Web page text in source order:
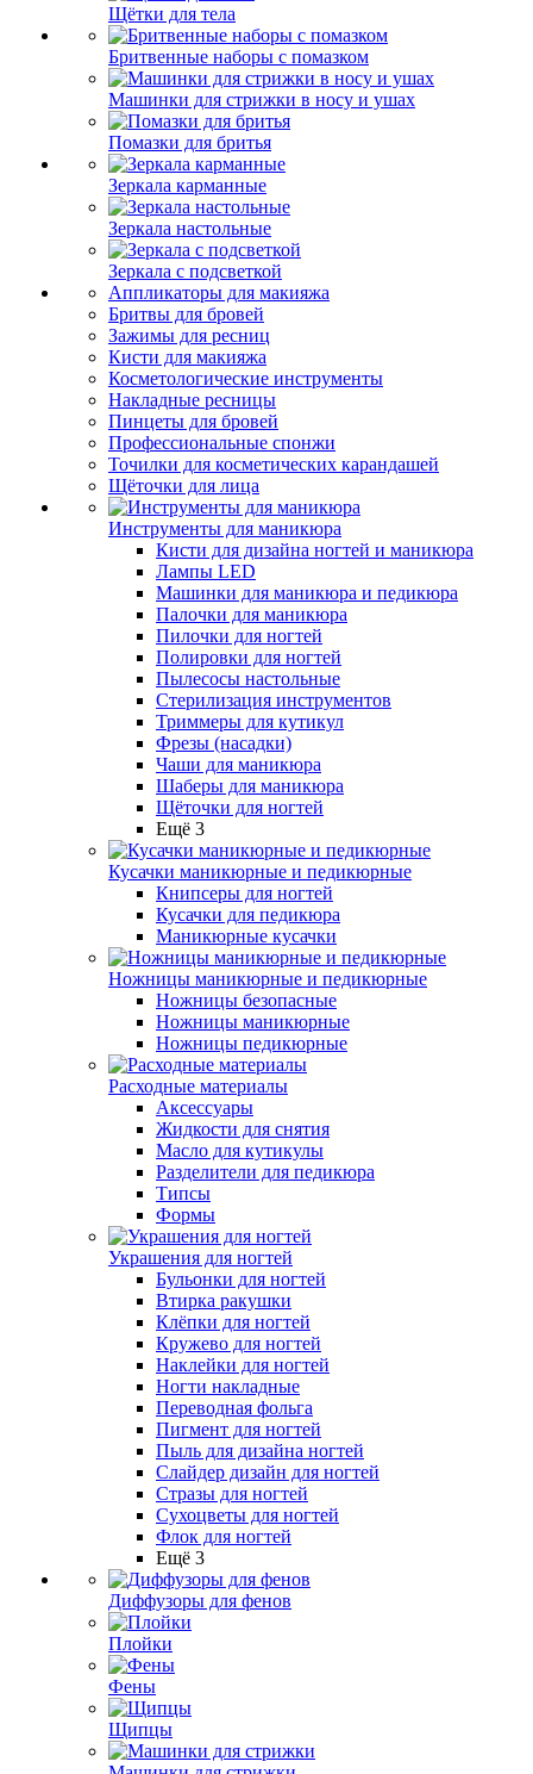
Щётки для тела
Бритвенные наборы с помазком
Машинки для стрижки в носу и ушах
Помазки для бритья
Зеркала карманные
Зеркала настольные
Зеркала с подсветкой
Аппликаторы для макияжа
Бритвы для бровей
Зажимы для ресниц
Кисти для макияжа
Косметологические инструменты
Накладные ресницы
Пинцеты для бровей
Профессиональные спонжи
Точилки для косметических карандашей
Щёточки для лица
Инструменты для маникюра
Кисти для дизайна ногтей и маникюра
Лампы LED
Машинки для маникюра и педикюра
Палочки для маникюра
Пилочки для ногтей
Полировки для ногтей
Пылесосы настольные
Стерилизация инструментов
Триммеры для кутикул
Фрезы (насадки)
Чаши для маникюра
Шаберы для маникюра
Щёточки для ногтей
Ещё 3
Кусачки маникюрные и педикюрные
Книпсеры для ногтей
Кусачки для педикюра
Маникюрные кусачки
Ножницы маникюрные и педикюрные
Ножницы безопасные
Ножницы маникюрные
Ножницы педикюрные
Расходные материалы
Аксессуары
Жидкости для снятия
Масло для кутикулы
Разделители для педикюра
Типсы
Формы
Украшения для ногтей
Бульонки для ногтей
Втирка ракушки
Клёпки для ногтей
Кружево для ногтей
Наклейки для ногтей
Ногти накладные
Переводная фольга
Пигмент для ногтей
Пыль для дизайна ногтей
Слайдер дизайн для ногтей
Стразы для ногтей
Сухоцветы для ногтей
Флок для ногтей
Ещё 3
Диффузоры для фенов
Плойки
Фены
Щипцы